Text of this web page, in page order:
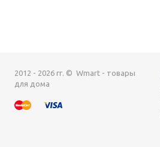
2012 - 2026 гг. © Wmart - товары
для дома